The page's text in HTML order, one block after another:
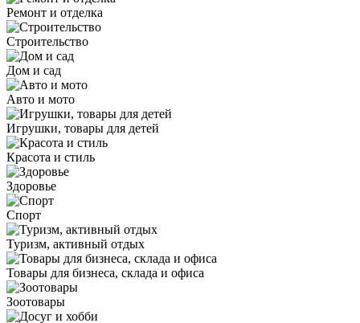
Ремонт и отделка
Строительство
Дом и сад
Авто и мото
Игрушки, товары для детей
Красота и стиль
Здоровье
Спорт
Туризм, активный отдых
Товары для бизнеса, склада и офиса
Зоотовары